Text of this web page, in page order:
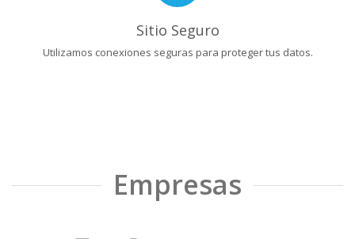
Sitio Seguro
Utilizamos conexiones seguras para proteger tus datos.
Empresas